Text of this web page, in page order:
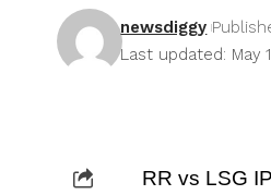
Last updated: May
newsdiggy
RR vs LSG